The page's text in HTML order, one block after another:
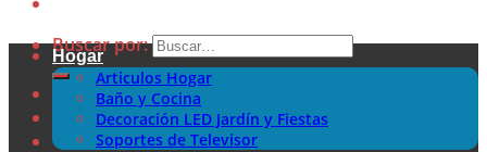
Buscar por:
Hogar
Articulos Hogar
Baño y Cocina
Decoración LED Jardín y Fiestas
Soportes de Televisor